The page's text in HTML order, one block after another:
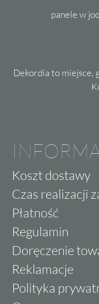
panele w
Dekordia to miejsce,
Koszt dostawy
Czas realizacji
Płatność
Regulamin
Doręczenie
Reklamacje
Polityka